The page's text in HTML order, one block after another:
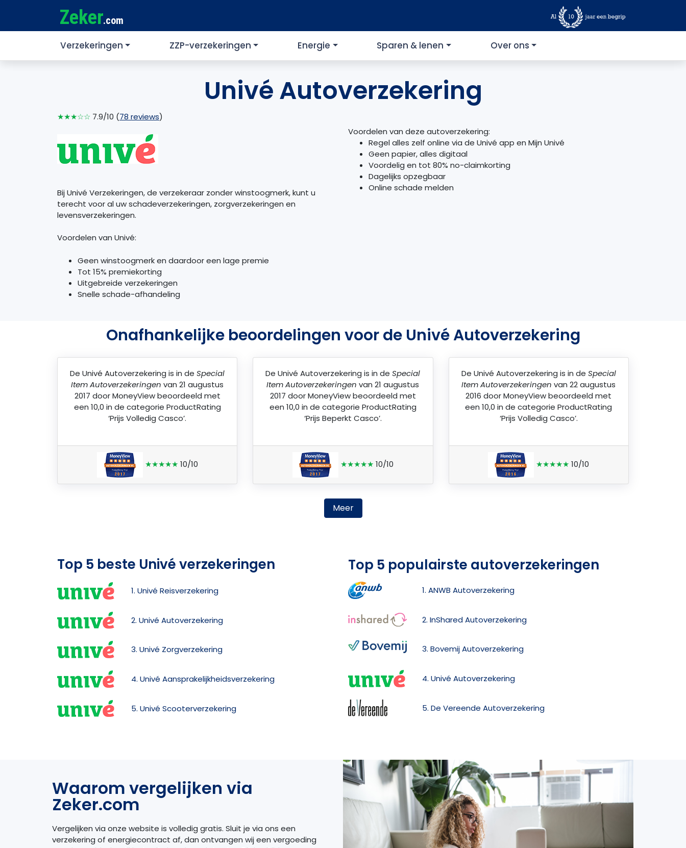
Zeker.com
Verzekeringen ZZP-verzekeringen Energie Sparen & lenen Over ons
Univé Autoverzekering
★★★☆☆ 7.9/10 (78 reviews)
Bij Univé Verzekeringen, de verzekeraar zonder winstoogmerk, kunt u
terecht voor al uw schadeverzekeringen, zorgverzekeringen en
levensverzekeringen.
Voordelen van Univé:
Geen winstoogmerk en daardoor een lage premie
Tot 15% premiekorting
Uitgebreide verzekeringen
Snelle schade-afhandeling
Voordelen van deze autoverzekering:
Regel alles zelf online via de Univé app en Mijn Univé
Geen papier, alles digitaal
Voordelig en tot 80% no-claimkorting
Dagelijks opzegbaar
Online schade melden
Onafhankelijke beoordelingen voor de Univé Autoverzekering
DeUnivé Autoverzekering is in deSpecial
Item Autoverzekeringen van 21 augustus
2017 doorMoneyViewbeoordeeld met
een 10,0 in de categorie ProductRating
‘Prijs Volledig Casco’.
★★★★★ 10/10
DeUnivé Autoverzekering is in deSpecial
Item Autoverzekeringen van 21 augustus
2017 doorMoneyViewbeoordeeld met
een 10,0 in de categorie ProductRating
‘Prijs Beperkt Casco’.
★★★★★ 10/10
De Univé Autoverzekering is in de Special
Item Autoverzekeringen van 22 augustus
2016 doorMoneyViewbeoordeeld met
een 10,0 in de categorie ProductRating
‘Prijs Volledig Casco’.
★★★★★ 10/10
Meer
Top 5 beste Univé verzekeringen
1. Univé Reisverzekering
2. Univé Autoverzekering
3. Univé Zorgverzekering
4. Univé Aansprakelijkheidsverzekering
5. Univé Scooterverzekering
Top 5 populairste autoverzekeringen
1. ANWB Autoverzekering
2. InShared Autoverzekering
3. Bovemij Autoverzekering
4. Univé Autoverzekering
5. De Vereende Autoverzekering
Waarom vergelijken via
Zeker.com
Vergelijken via onze website is volledig gratis. Sluit je via ons een
verzekering of energiecontract af, dan ontvangen wij een vergoeding